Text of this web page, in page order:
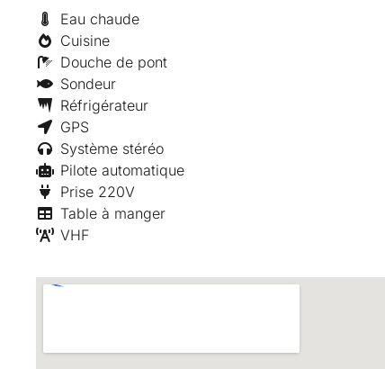
Eau chaude
Cuisine
Douche de pont
Sondeur
Réfrigérateur
GPS
Système stéréo
Pilote automatique
Prise 220V
Table à manger
VHF